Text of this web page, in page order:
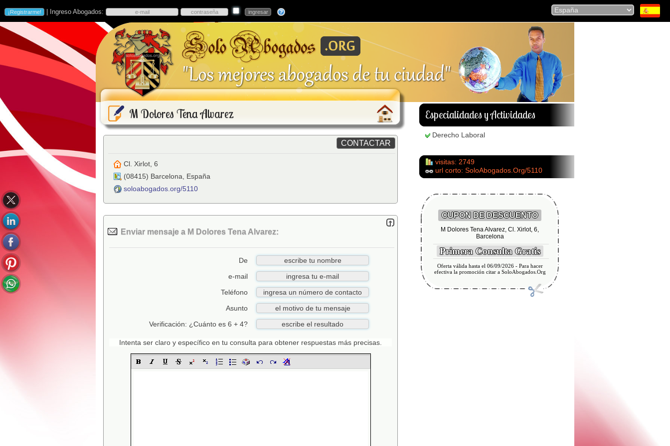
| Ingreso Abogados:
M Dolores Tena Alvarez Especialidades y Actividades
Cl. Xirlot, 6
(08415) Barcelona
España
soloabogados.org/5110
Enviar mensaje a M Dolores Tena Alvarez:
De
e-mail
Teléfono
Asunto
Verificación: ¿Cuánto es 6 + 4?
Intenta ser claro y específico en tu consulta para obtener respuestas más precisas.
Derecho Laboral
visitas: 2749
url corto: SoloAbogados.Org/5110
CUPON DE DESCUENTO
M Dolores Tena Alvarez, Cl. Xirlot, 6,
Barcelona
Primera Consulta Gratis
Oferta válida hasta el 06/09/2026 - Para hacer
efectiva la promoción citar a SoloAbogados.Org